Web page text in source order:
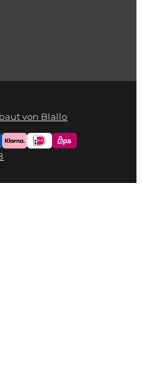
von Blallo